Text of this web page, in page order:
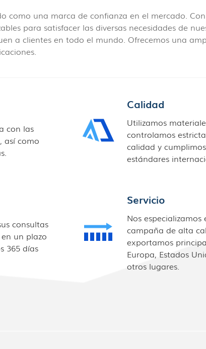
como una marca de confianza en el mercado.
para satisfacer las diversas necesidades de
a clientes en todo el mundo. Ofrecemos una
con las
así como
Calidad
Utilizamos
controlamos
calidad y
estándares
consultas
un plazo
365 días
Servicio
Nos
campaña de alta
exportamos
Europa, Estados
otros lugares.